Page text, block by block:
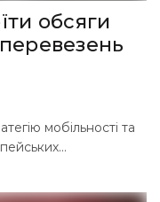
обсяги
мобільності та